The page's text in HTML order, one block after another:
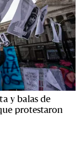
y balas de
protestaron